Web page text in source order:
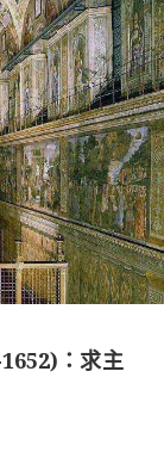
：求主
1652)：求主垂憐